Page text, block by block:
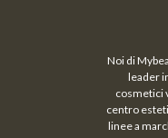
Noi di
leader
cosmetici
centro
linee a